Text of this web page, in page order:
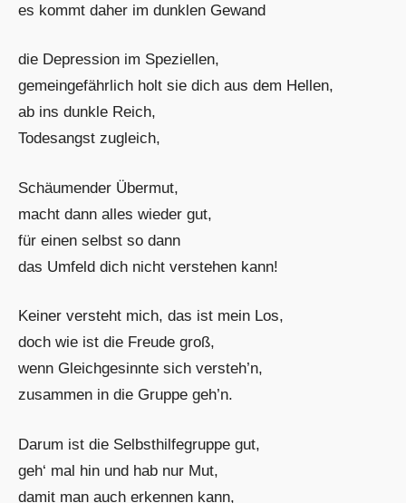
es kommt daher im dunklen Gewand
die Depression im Speziellen,
gemeingefährlich holt sie dich aus dem Hellen,
ab ins dunkle Reich,
Todesangst zugleich,
Schäumender Übermut,
macht dann alles wieder gut,
für einen selbst so dann
das Umfeld dich nicht verstehen kann!
Keiner versteht mich, das ist mein Los,
doch wie ist die Freude groß,
wenn Gleichgesinnte sich versteh’n,
zusammen in die Gruppe geh’n.
Darum ist die Selbsthilfegruppe gut,
geh‘ mal hin und hab nur Mut,
damit man auch erkennen kann,